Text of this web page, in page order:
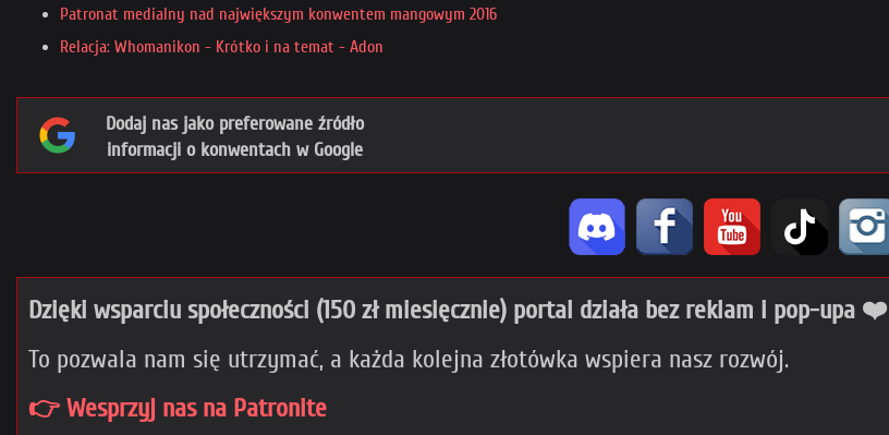
Patronat medialny nad największym konwentem mangowym 2016
Relacja: Whomanikon - Krótko i na temat - Adon
Dodaj nas jako preferowane źródło
informacji o konwentach w Google
Dzięki wsparciu społeczności (150 zł miesięcznie) portal działa bez reklam i pop-upa ❤️
To pozwala nam się utrzymać, a każda kolejna złotówka wspiera nasz rozwój.
👉 Wesprzyj nas na Patronite